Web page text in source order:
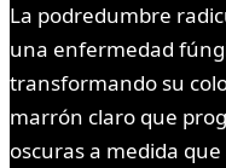
La podredumbre
una enfermedad
transformando su
marrón claro que
oscuras a medida